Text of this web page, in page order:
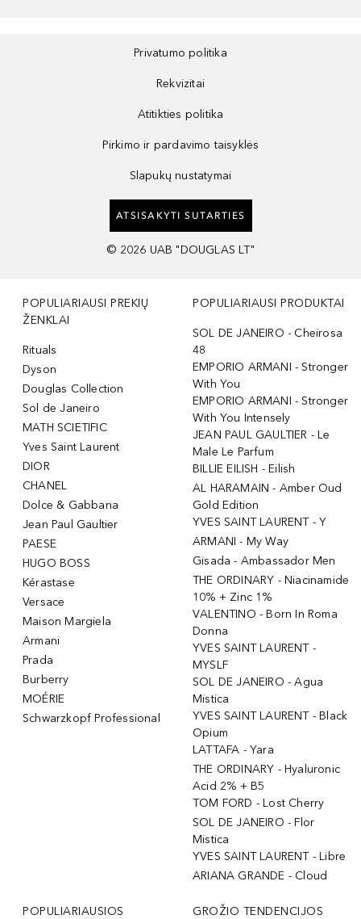
Privatumo politika
Rekvizitai
Atitikties politika
Pirkimo ir pardavimo taisyklės
Slapukų nustatymai
ATSISAKYTI SUTARTIES
© 2026 UAB "DOUGLAS LT"
POPULIARIAUSI PREKIŲ
ŽENKLAI
Rituals
Dyson
Douglas Collection
Sol de Janeiro
MATH SCIETIFIC
Yves Saint Laurent
DIOR
CHANEL
Dolce & Gabbana
Jean Paul Gaultier
PAESE
HUGO BOSS
Kérastase
Versace
Maison Margiela
Armani
Prada
Burberry
MOÉRIE
Schwarzkopf Professional
POPULIARIAUSI PRODUKTAI
SOL DE JANEIRO - Cheirosa
48
EMPORIO ARMANI - Stronger
With You
EMPORIO ARMANI - Stronger
With You Intensely
JEAN PAUL GAULTIER - Le
Male Le Parfum
BILLIE EILISH - Eilish
AL HARAMAIN - Amber Oud
Gold Edition
YVES SAINT LAURENT - Y
ARMANI - My Way
Gisada - Ambassador Men
THE ORDINARY - Niacinamide
10% + Zinc 1%
VALENTINO - Born In Roma
Donna
YVES SAINT LAURENT -
MYSLF
SOL DE JANEIRO - Agua
Mistica
YVES SAINT LAURENT - Black
Opium
LATTAFA - Yara
THE ORDINARY - Hyaluronic
Acid 2% + B5
TOM FORD - Lost Cherry
SOL DE JANEIRO - Flor
Mistica
YVES SAINT LAURENT - Libre
ARIANA GRANDE - Cloud
POPULIARIAUSIOS
GROŽIO TENDENCIJOS